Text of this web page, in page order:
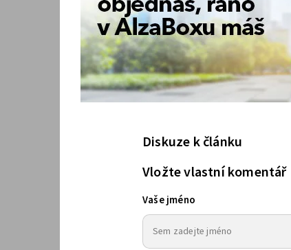
Diskuze k článku
Vložte vlastní komentář
Vaše jméno